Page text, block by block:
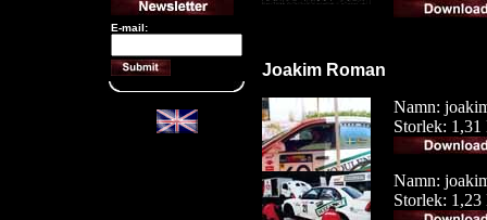
E-mail:
Joakim Roman
Namn:
Storlek:
Namn:
Storlek: